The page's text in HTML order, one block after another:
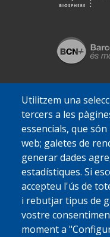
Utilitzem una
tercers a les
essencials, que
web; galetes de
generar dades
estadístiques. Si
accepteu l'ús de
i rebutjar tipus de
vostre
moment a
© 2022 Ajuntament La
Política de